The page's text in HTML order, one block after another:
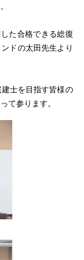
た合格できる総復
ドの太田先生より
士を目指す皆様の
て参ります。